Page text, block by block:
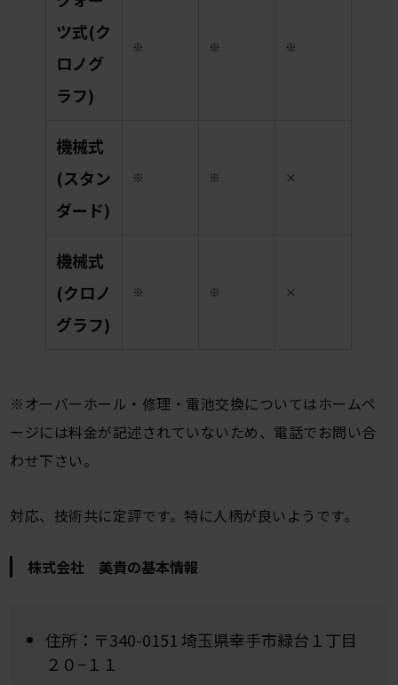
ツ式(ク
ロノグ
ラフ)
※ ※ ※
機械式
(スタン
ダード)
※ ※ ×
機械式
(クロノ
グラフ)
※ ※ ×
※オーバーホール・修理・電池交換についてはホームペ
ージには料金が記述されていないため、電話でお問い合
わせ下さい。
対応、技術共に定評です。特に人柄が良いようです。
株式会社 美貴の基本情報
住所：〒340-0151 埼玉県幸手市緑台１丁目
２０−１１